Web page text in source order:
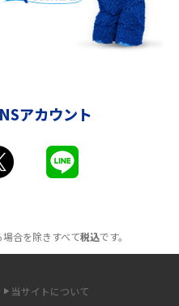
メの選び方は？メリット・デメリ
リット・デメリットを解説
ット・デメリットや選び方を解説
選び方や通信費を抑える方法も紹
アカウント
合を除きすべて税込です。
当サイトについて